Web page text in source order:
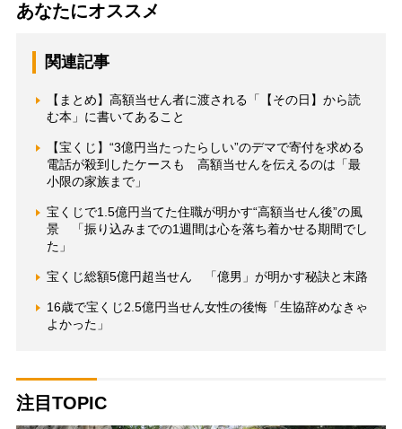
あなたにオススメ
関連記事
【まとめ】高額当せん者に渡される「【その日】から読
む本」に書いてあること
【宝くじ】“3億円当たったらしい”のデマで寄付を求める
電話が殺到したケースも 高額当せんを伝えるのは「最
小限の家族まで」
宝くじで1.5億円当てた住職が明かす“高額当せん後”の風
景 「振り込みまでの1週間は心を落ち着かせる期間でし
た」
宝くじ総額5億円超当せん 「億男」が明かす秘訣と末路
16歳で宝くじ2.5億円当せん女性の後悔「生協辞めなきゃ
よかった」
注目TOPIC